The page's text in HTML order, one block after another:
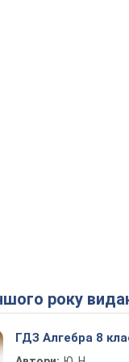
року
ГДЗ Алгебра 8